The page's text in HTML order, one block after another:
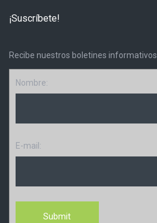
¡Suscríbete!
Recibe nuestros boletines informativos
Nombre:
E-mail: